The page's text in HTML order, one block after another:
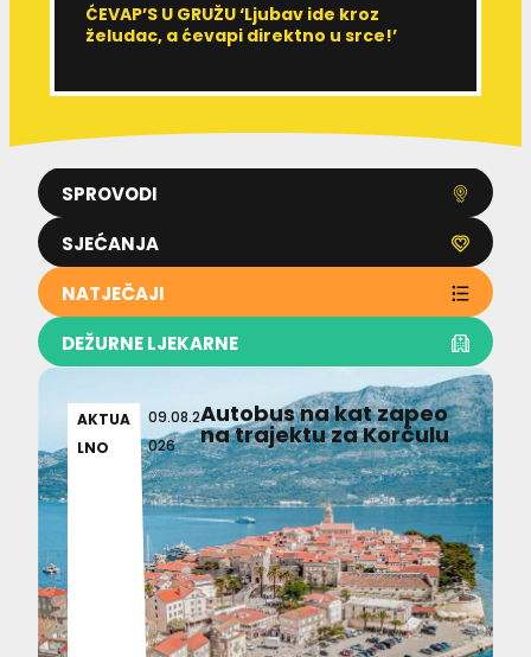
SPROVODI
SJEĆANJA
NATJEČAJI
DEŽURNE LJEKARNE
ĆEVAP’S U GRUŽU ‘Ljubav ide kroz
želudac, a ćevapi direktno u srce!’
AKTUA
LNO
09.08.2
026
Autobus na kat zapeo
na trajektu za Korčulu